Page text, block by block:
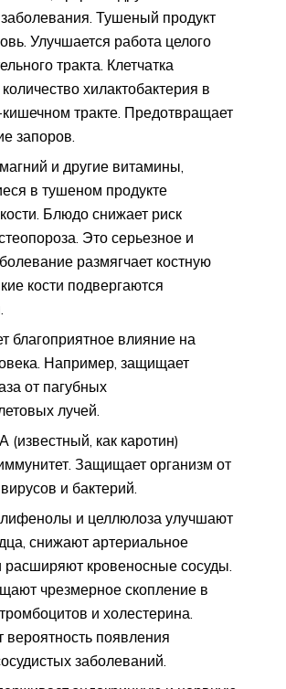
Тушеный продукт
Улучшается работа целого
тракта. Клетчатка
хилактобактерия в
тракте. Предотвращает
запоров.
и другие витамины,
в тушеном продукте
Блюдо снижает риск
Это серьезное и
размягчает костную
кости подвергаются
благоприятное влияние на
Например, защищает
от пагубных
лучей.
(известный, как каротин)
Защищает организм от
и бактерий.
и целлюлоза улучшают
снижают артериальное
расширяют кровеносные сосуды.
чрезмерное скопление в
и холестерина.
появления
заболеваний.